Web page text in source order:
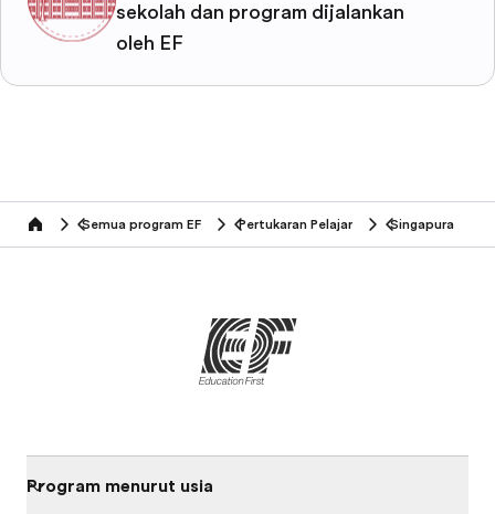
sekolah dan program dijalankan
oleh EF
home Semua program EF Pertukaran Pelajar Singapura
Program menurut usia